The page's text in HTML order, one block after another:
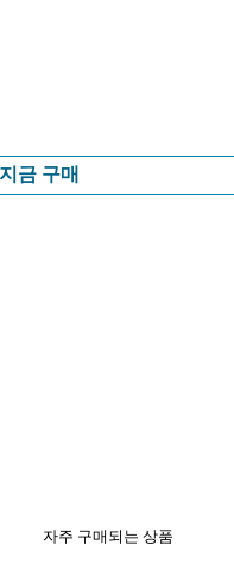
지금 구매
자주 구매되는 상품